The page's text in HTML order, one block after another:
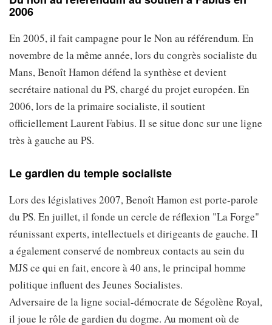
2006
En 2005, il fait campagne pour le Non au référendum. En
novembre de la même année, lors du congrès socialiste du
Mans, Benoît Hamon défend la synthèse et devient
secrétaire national du PS, chargé du projet européen. En
2006, lors de la primaire socialiste, il soutient
officiellement Laurent Fabius. Il se situe donc sur une ligne
très à gauche au PS.
Le gardien du temple socialiste
Lors des législatives 2007, Benoît Hamon est porte-parole
du PS. En juillet, il fonde un cercle de réflexion "La Forge"
réunissant experts, intellectuels et dirigeants de gauche. Il
a également conservé de nombreux contacts au sein du
MJS ce qui en fait, encore à 40 ans, le principal homme
politique influent des Jeunes Socialistes.
Adversaire de la ligne social-démocrate de Ségolène Royal,
il joue le rôle de gardien du dogme. Au moment où de